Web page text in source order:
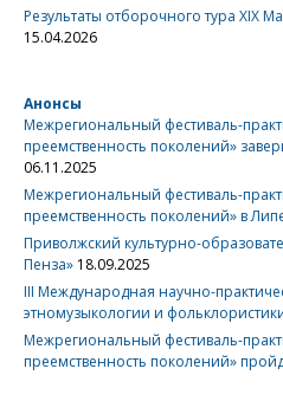
Результаты отборочного тура XIX
15.04.2026
Анонсы
Межрегиональный фестиваль-
преемственность поколений»
06.11.2025
Межрегиональный фестиваль-
преемственность поколений» в
Приволжский культурно-
Пенза» 18.09.2025
III Международная научно-
этномузыкологии и
Межрегиональный фестиваль-
преемственность поколений»